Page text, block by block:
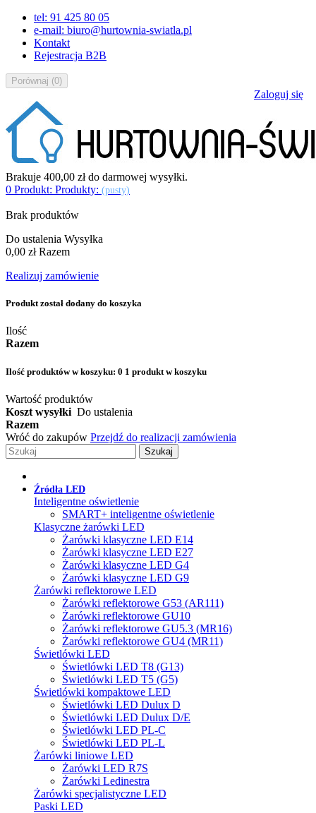
tel: 91 425 80 05
e-mail: biuro@hurtownia-swiatla.pl
Kontakt
Rejestracja B2B
Porównaj (0)
Zaloguj się
Brakuje 400,00 złdo darmowej wysyłki.
0 Produkt: Produkty: (pusty)
Brak produktów
Do ustalenia Wysyłka
0,00 zł Razem
Realizuj zamówienie
Produkt został dodany do koszyka
Ilość
Razem
Ilość produktów w koszyku: 0 1 produkt w koszyku
Wartość produktów
Koszt wysyłki Do ustalenia
Razem
Wróć do zakupów Przejdź do realizacji zamówienia
Szukaj
Źródła LED
Inteligentne oświetlenie
SMART+ inteligentne oświetlenie
Klasyczne żarówki LED
Żarówki klasyczne LED E14
Żarówki klasyczne LED E27
Żarówki klasyczne LED G4
Żarówki klasyczne LED G9
Żarówki reflektorowe LED
Żarówki reflektorowe G53 (AR111)
Żarówki reflektorowe GU10
Żarówki reflektorowe GU5.3 (MR16)
Żarówki reflektorowe GU4 (MR11)
Świetlówki LED
Świetlówki LED T8 (G13)
Świetlówki LED T5 (G5)
Świetlówki kompaktowe LED
Świetlówki LED Dulux D
Świetlówki LED Dulux D/E
Świetlówki LED PL-C
Świetlówki LED PL-L
Żarówki liniowe LED
Żarówki LED R7S
Żarówki Ledinestra
Żarówki specjalistyczne LED
Paski LED